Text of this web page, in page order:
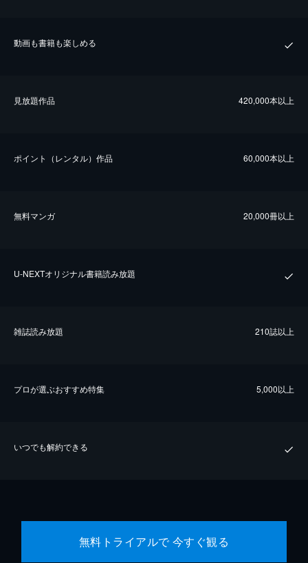
動画も書籍も楽しめる
⾒放題作品 420,000本以上
ポイント（レンタル）作品 60,000本以上
無料マンガ 20,000冊以上
U-NEXTオリジナル書籍読み放題
雑誌読み放題 210誌以上
プロが選ぶおすすめ特集 5,000以上
いつでも解約できる
無料トライアルで 今すぐ観る